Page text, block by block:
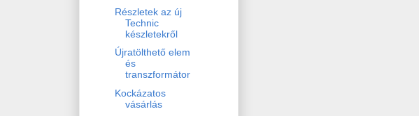
Részletek az új
Technic
készletekről
Újratölthető elem
és
transzformátor
Kockázatos
vásárlás